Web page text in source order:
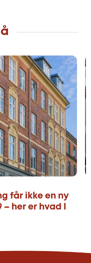
får ikke en ny
her er hvad I